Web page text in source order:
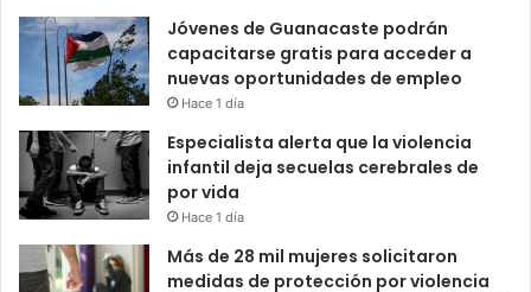
Jóvenes de Guanacaste podrán
capacitarse gratis para acceder a
nuevas oportunidades de empleo
Hace 1 día
Especialista alerta que la violencia
infantil deja secuelas cerebrales de
por vida
Hace 1 día
Más de 28 mil mujeres solicitaron
medidas de protección por violencia